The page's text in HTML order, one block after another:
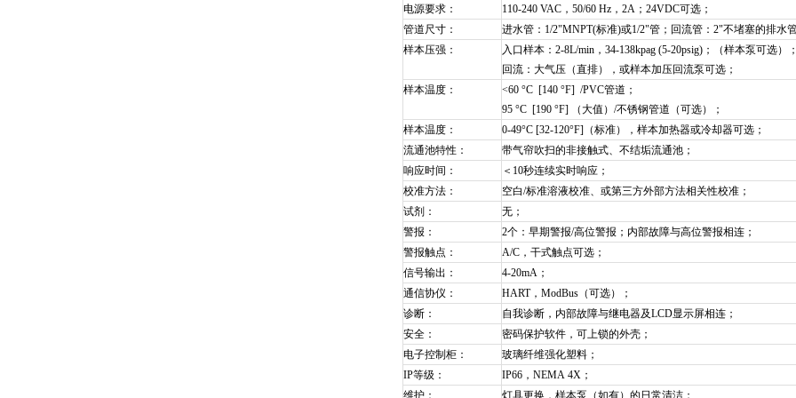
电源要求： 110-240 VAC ，50/60 Hz，2A；24VDC可选；
管道尺寸：
进水管：1/2"MNPT(标准)或1/2"管；回流管：2"不堵塞的排水
样本压强：
入口样本：2-8L/min，34-138kpag (5-20psig)；（样本泵可选）
回流：大气压（直排），或样本加压回流泵可选；
样本温度：
<60 °C [140 °F] /PVC管道；
95 °C [190 °F] （大值）/不锈钢管道（可选）；
样本温度：
0-49°C [32-120°F]（标准），样本加热器或冷却器可选；
流通池特性：
带气帘吹扫的非接触式、不结垢流通池；
响应时间：
＜10秒连续实时响应；
校准方法：
空白/标准溶液校准、或第三方外部方法相关性校准；
试剂：
无；
警报：
2个：早期警报/高位警报；内部故障与高位警报相连；
警报触点：
A/C ，干式触点可选；
信号输出：
4-20mA ；
通信协仪：
HART，ModBus（可选）；
诊断：
自我诊断，内部故障与继电器及LCD显示屏相连；
安全：
密码保护软件，可上锁的外壳；
电子控制柜：
玻璃纤维强化塑料；
IP等级： IP66 ，NEMA 4X；
维护：
灯具更换，样本泵（如有）的日常清洁；